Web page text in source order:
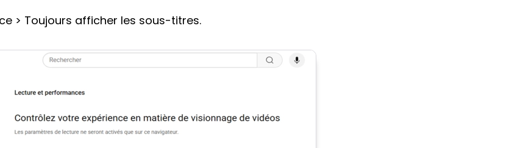
> Toujours afficher les sous-titres.